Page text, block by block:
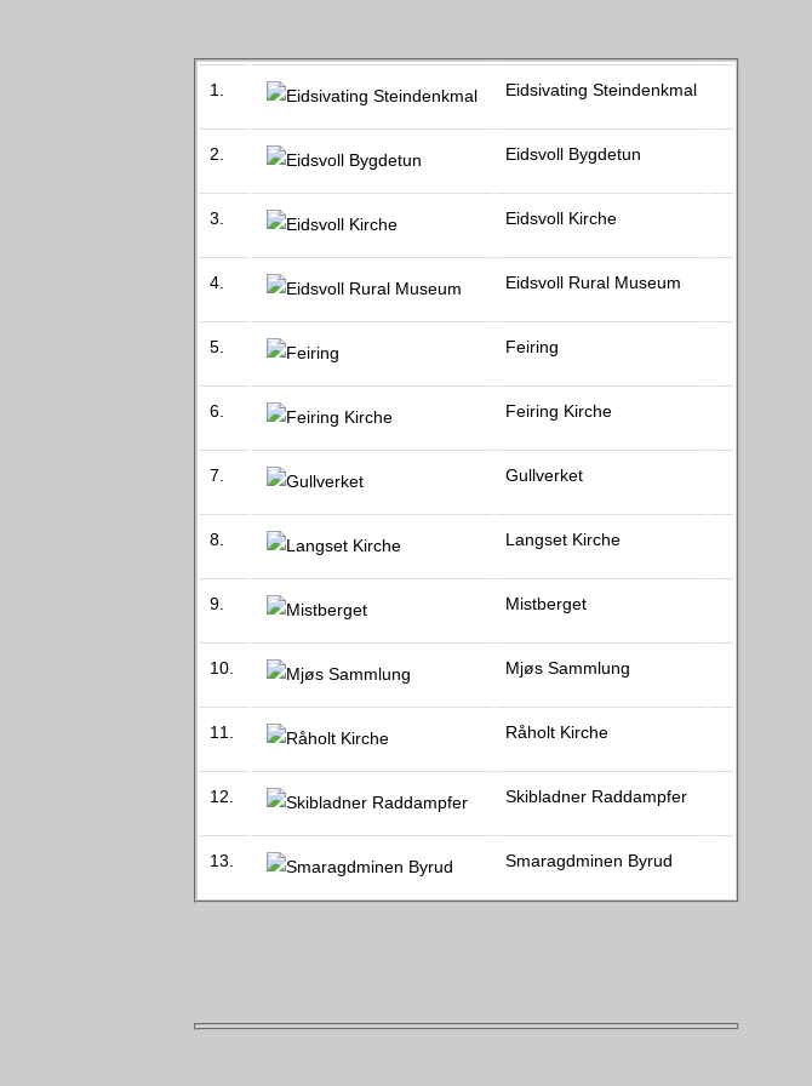
1. Eidsivating Steindenkmal
2. Eidsvoll Bygdetun
3. Eidsvoll Kirche
4. Eidsvoll Rural Museum
5. Feiring
6. Feiring Kirche
7. Gullverket
8. Langset Kirche
9. Mistberget
10. Mjøs Sammlung
11. Råholt Kirche
12. Skibladner Raddampfer
13. Smaragdminen Byrud